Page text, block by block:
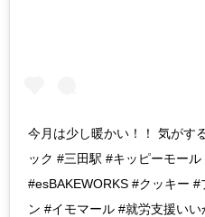
今月は少し暖かい！！ 気がす
ック #三田駅 #キッピーモー
#esBAKEWORKS #クッキー
ン #イモマール #就労支援い